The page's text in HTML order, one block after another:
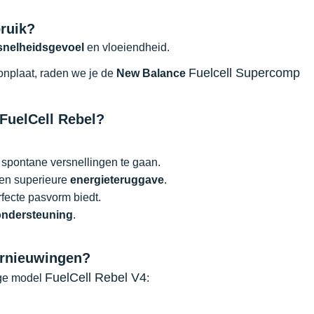
en vloeiendheid.
raden we je de New Balance Fuelcell Supercomp
Rebel?
versnellingen te gaan.
superieure energieteruggave.
pasvorm biedt.
.
model FuelCell Rebel V4: